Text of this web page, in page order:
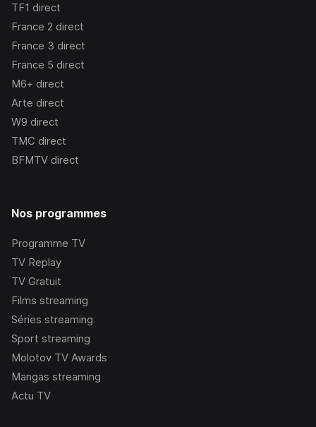
TF1 direct
France 2 direct
France 3 direct
France 5 direct
M6+ direct
Arte direct
W9 direct
TMC direct
BFMTV direct
Nos programmes
Programme TV
TV Replay
TV Gratuit
Films streaming
Séries streaming
Sport streaming
Molotov TV Awards
Mangas streaming
Actu TV